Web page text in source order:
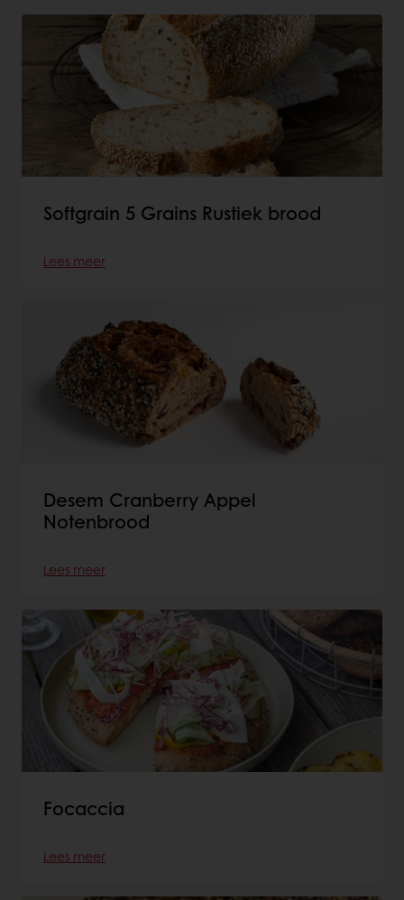
Softgrain 5 Grains Rustiek brood
Lees meer
Desem Cranberry Appel
Notenbrood
Lees meer
Focaccia
Lees meer